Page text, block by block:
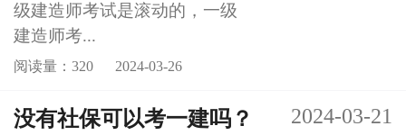
级建造师考试是滚动的，一级
建造师考...
阅读量：320 2024-03-26
没有社保可以考一建吗？ 2024-03-21